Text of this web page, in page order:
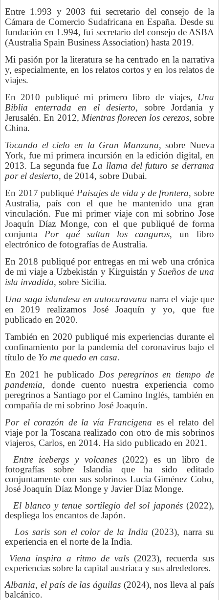
Entre 1.993 y 2003 fui secretario del consejo de la
Cámara de Comercio Sudafricana en España. Desde su
fundación en 1.994, fui secretario del consejo de ASBA
(Australia Spain Business Association) hasta 2019.
Mi pasión por la literatura se ha centrado en la narrativa
y, especialmente, en los relatos cortos y en los relatos de
viajes.
En 2010 publiqué mi primero libro de viajes, Una
Biblia enterrada en el desierto, sobre Jordania y
Jerusalén. En 2012, Mientras florecen los cerezos, sobre
China.
Tocando el cielo en la Gran Manzana, sobre Nueva
York, fue mi primera incursión en la edición digital, en
2013. La segunda fue La llama del futuro se derrama
por el desierto, de 2014, sobre Dubai.
En 2017 publiqué Paisajes de vida y de frontera, sobre
Australia, país con el que he mantenido una gran
vinculación. Fue mi primer viaje con mi sobrino Jose
Joaquín Díaz Monge, con el que publiqué de forma
conjunta Por qué saltan los canguros, un libro
electrónico de fotografías de Australia.
En 2018 publiqué por entregas en mi web una crónica
de mi viaje a Uzbekistán y Kirguistán ySueños de una
isla invadida, sobre Sicilia.
Una saga islandesa en autocaravana narra el viaje que
en 2019 realizamos José Joaquín y yo, que fue
publicado en 2020.
También en 2020 publiqué mis experiencias durante el
confinamiento por la pandemia del coronavirus bajo el
título de Yo me quedo en casa.
En 2021 he publicado Dos peregrinos en tiempo de
pandemia, donde cuento nuestra experiencia como
peregrinos a Santiago por el Camino Inglés, también en
compañía de mi sobrino José Joaquín.
Por el corazón de la vía Francigena es el relato del
viaje por la Toscana realizado con otro de mis sobrinos
viajeros, Carlos, en 2014. Ha sido publicado en 2021.
Entre icebergs y volcanes(2022) es un libro de
fotografías sobre Islandia que ha sido editado
conjuntamente con sus sobrinos Lucía Giménez Cobo,
José Joaquín Díaz Monge y Javier Díaz Monge.
El blanco y tenue sortilegio del sol japonés(2022),
despliega los encantos de Japón.
Los saris son el color de la India(2023), narra su
experiencia en el norte de la India.
Viena inspira a ritmo de vals (2023), recuerda sus
experiencias sobre la capital austriaca y sus alrededores.
Albania, el país de las águilas (2024), nos lleva al país
balcánico.